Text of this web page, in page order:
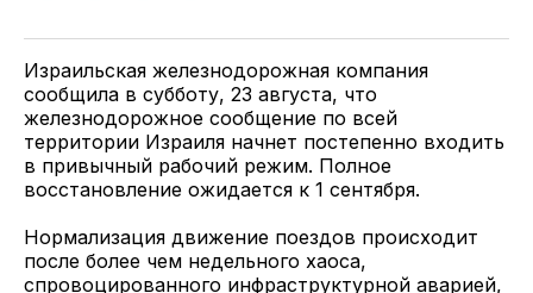
TwitterFacebookTelegramподелитесь
Израильская железнодорожная компания
сообщила в субботу, 23 августа, что
железнодорожное сообщение по всей
территории Израиля начнет постепенно входить
в привычный рабочий режим. Полное
восстановление ожидается к 1 сентября.
Нормализация движение поездов происходит
после более чем недельного хаоса,
спровоцированного инфраструктурной аварией,